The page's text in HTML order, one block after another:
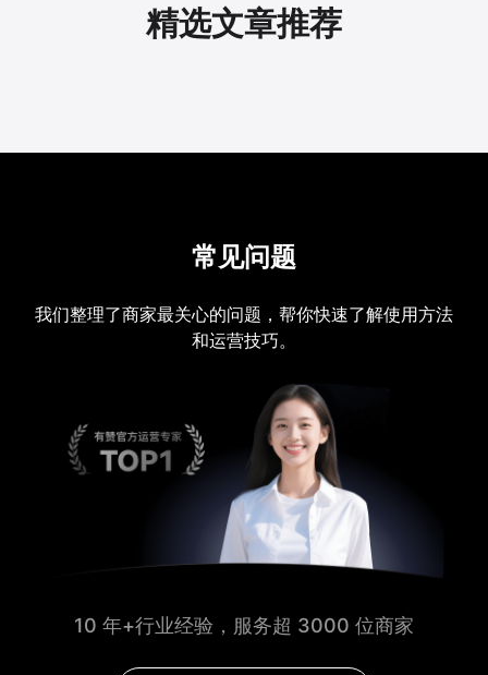
精选文章推荐
常见问题
我们整理了商家最关心的问题，帮你快速了解使用方法
和运营技巧。
10 年+行业经验，服务超 3000 位商家